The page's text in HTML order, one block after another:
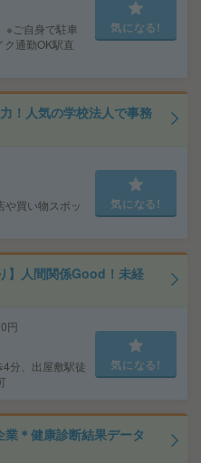
ご自身で駐車
ク通勤OK駅直
気になる!
！人気の学校法人で事務
買い物スポッ
気になる!
】人間関係Good！未経
円
分、出屋敷駅徒
気になる!
＊健康診断結果データ